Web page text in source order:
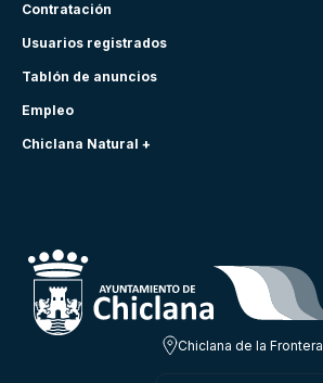
Contratación
Usuarios registrados
Tablón de anuncios
Empleo
Chiclana Natural +
Chiclana de la Frontera